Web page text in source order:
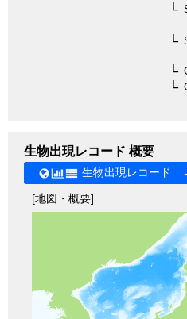
生物出現レコード 概要
生物出現レコード
[地図・概要]